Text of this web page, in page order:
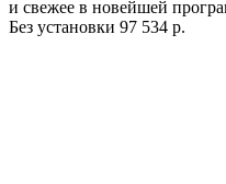
и свежее в новейшей
Без установки 97 534 р.